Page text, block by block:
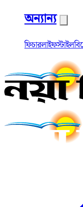
অন্যান্য
ফিচারলাইফস্টাইল